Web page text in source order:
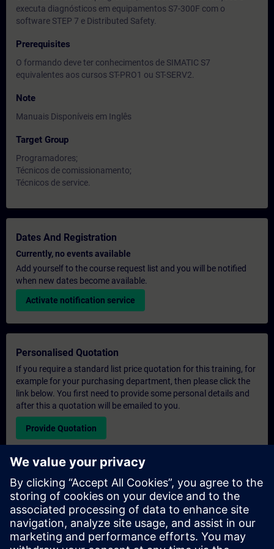
executa diagnósticos em equipamentos S7-300F com o
software STEP 7 e Distributed Safety.
Prerequisites
O formando deve ter conhecimentos de SIMATIC S7
equivalentes aos cursos ST-PRO1 ou ST-SERV2.
Note
Manuais Disponíveis em Inglês
Target Group
Programadores;
Técnicos de comissionamento;
Técnicos de service.
Dates And Registration
Currently, no events available
Add yourself to the course request list and you will be notified
when new dates become available.
Activate notification service
Personalised Quotation
If you require a standard list price quotation for this training, for
example for your purchasing department, then please click the
link below. You first need to provide some personal details and
after this a quotation will be emailed to you.
Provide Quotation
Exclusive Training Enquiry
Please complete the enquiry form below if you require a
quotation for an exclusive training course either on-site, virtually
or at our SITRAIN training centre. This type of request would be
suitable for larger groups ( 6 and above). After providing your
contact details and your training requirements, you will receive a